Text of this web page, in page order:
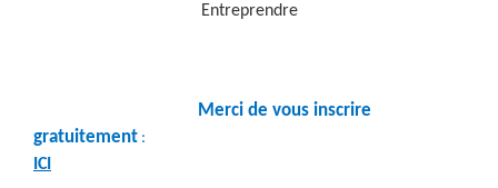
Entreprendre
Merci de vous inscrire
gratuitement :
ICI